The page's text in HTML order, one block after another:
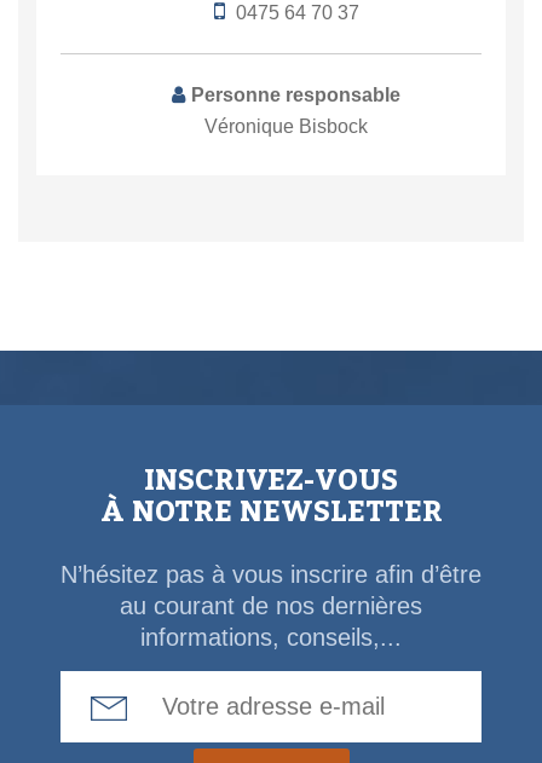
0475 64 70 37
Personne responsable
Véronique Bisbock
INSCRIVEZ-VOUS
À NOTRE NEWSLETTER
N’hésitez pas à vous inscrire afin d’être
au courant de nos dernières
informations, conseils,...